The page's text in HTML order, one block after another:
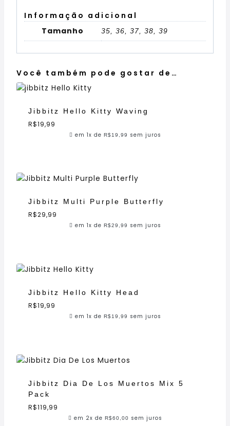
Informação adicional
Tamanho
35, 36, 37, 38, 39
Você também pode gostar de…
Jibbitz Hello Kitty Waving
R$19,99
em 1x de R$19,99 sem juros
Jibbitz Multi Purple Butterfly
R$29,99
em 1x de R$29,99 sem juros
Jibbitz Hello Kitty Head
R$19,99
em 1x de R$19,99 sem juros
Jibbitz Dia De Los Muertos Mix 5
Pack
R$119,99
em 2x de R$60,00 sem juros